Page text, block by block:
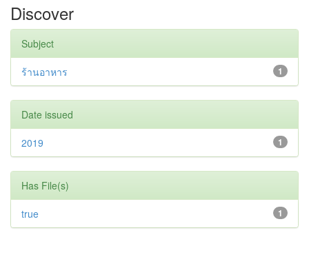
Discover
Subject
1
ร้านอาหาร
Date issued
1
2019
Has File(s)
1
true